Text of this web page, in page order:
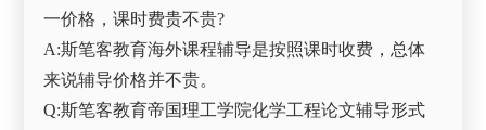
一价格，课时费贵不贵?
A:斯笔客教育海外课程辅导是按照课时收费，总体
来说辅导价格并不贵。
Q:斯笔客教育帝国理工学院化学工程论文辅导形式